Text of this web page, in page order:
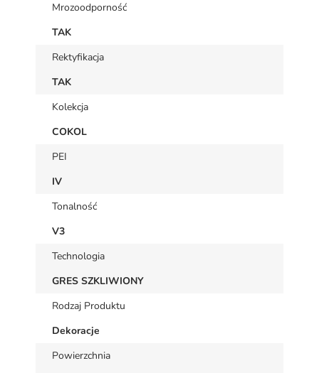
Mrozoodporność
TAK
Rektyfikacja
TAK
Kolekcja
COKOL
PEI
IV
Tonalność
V3
Technologia
GRES SZKLIWIONY
Rodzaj Produktu
Dekoracje
Powierzchnia